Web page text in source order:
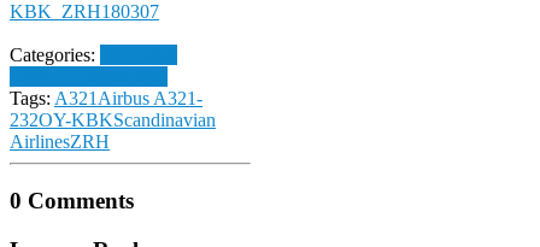
Categories:
Tags: A321 Airbus A321-
232OY-KBKScandinavian
AirlinesZRH
0 Comments